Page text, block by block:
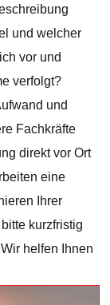
und welcher
vor und
verfolgt?
und
Fachkräfte
direkt vor Ort
eine
Ihrer
kurzfristig
helfen Ihnen